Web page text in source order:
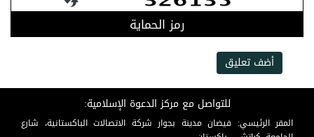
رمز الحماية
أضف تعليق
للتواصل مع مركز الدعوة الإسلامية:
المقر الرئيسي: فيضان مدينة بجوار شركة الاتصالات الباكستانية، شارع